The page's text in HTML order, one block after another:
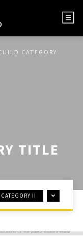
CATEGORY
TITLE
II